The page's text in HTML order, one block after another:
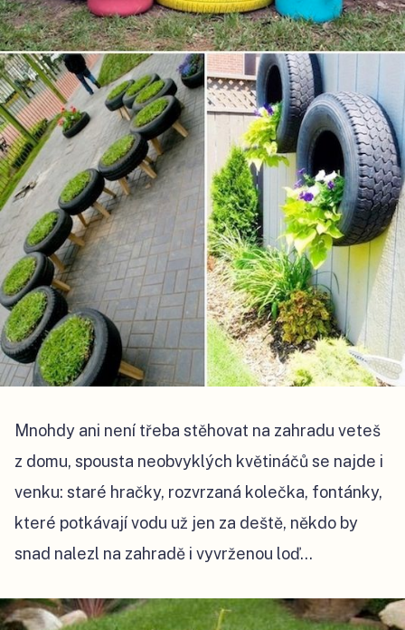
Mnohdy ani není třeba stěhovat na zahradu veteš
z domu, spousta neobvyklých květináčů se najde i
venku: staré hračky, rozvrzaná kolečka, fontánky,
které potkávají vodu už jen za deště, někdo by
snad nalezl na zahradě i vyvrženou loď...